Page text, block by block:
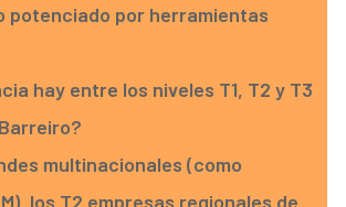
potenciado por herramientas
hay entre los niveles T1, T2 y T3
multinacionales (como
los T2 empresas regionales de